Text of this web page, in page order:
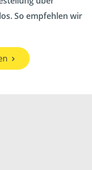
So empfehlen wir